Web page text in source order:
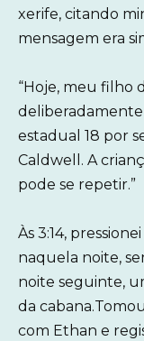
xerife, citando
mensagem era
“Hoje, meu filho
deliberadamente
estadual 18 por
Caldwell. A
pode se repetir.”
Às 3:14,
naquela noite,
noite seguinte,
da
com Ethan e